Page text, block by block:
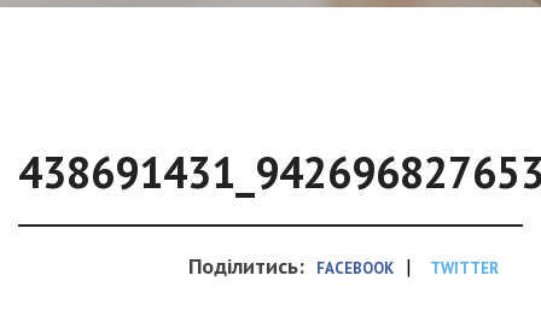
Поділитись: FACEBOOK | TWITTER